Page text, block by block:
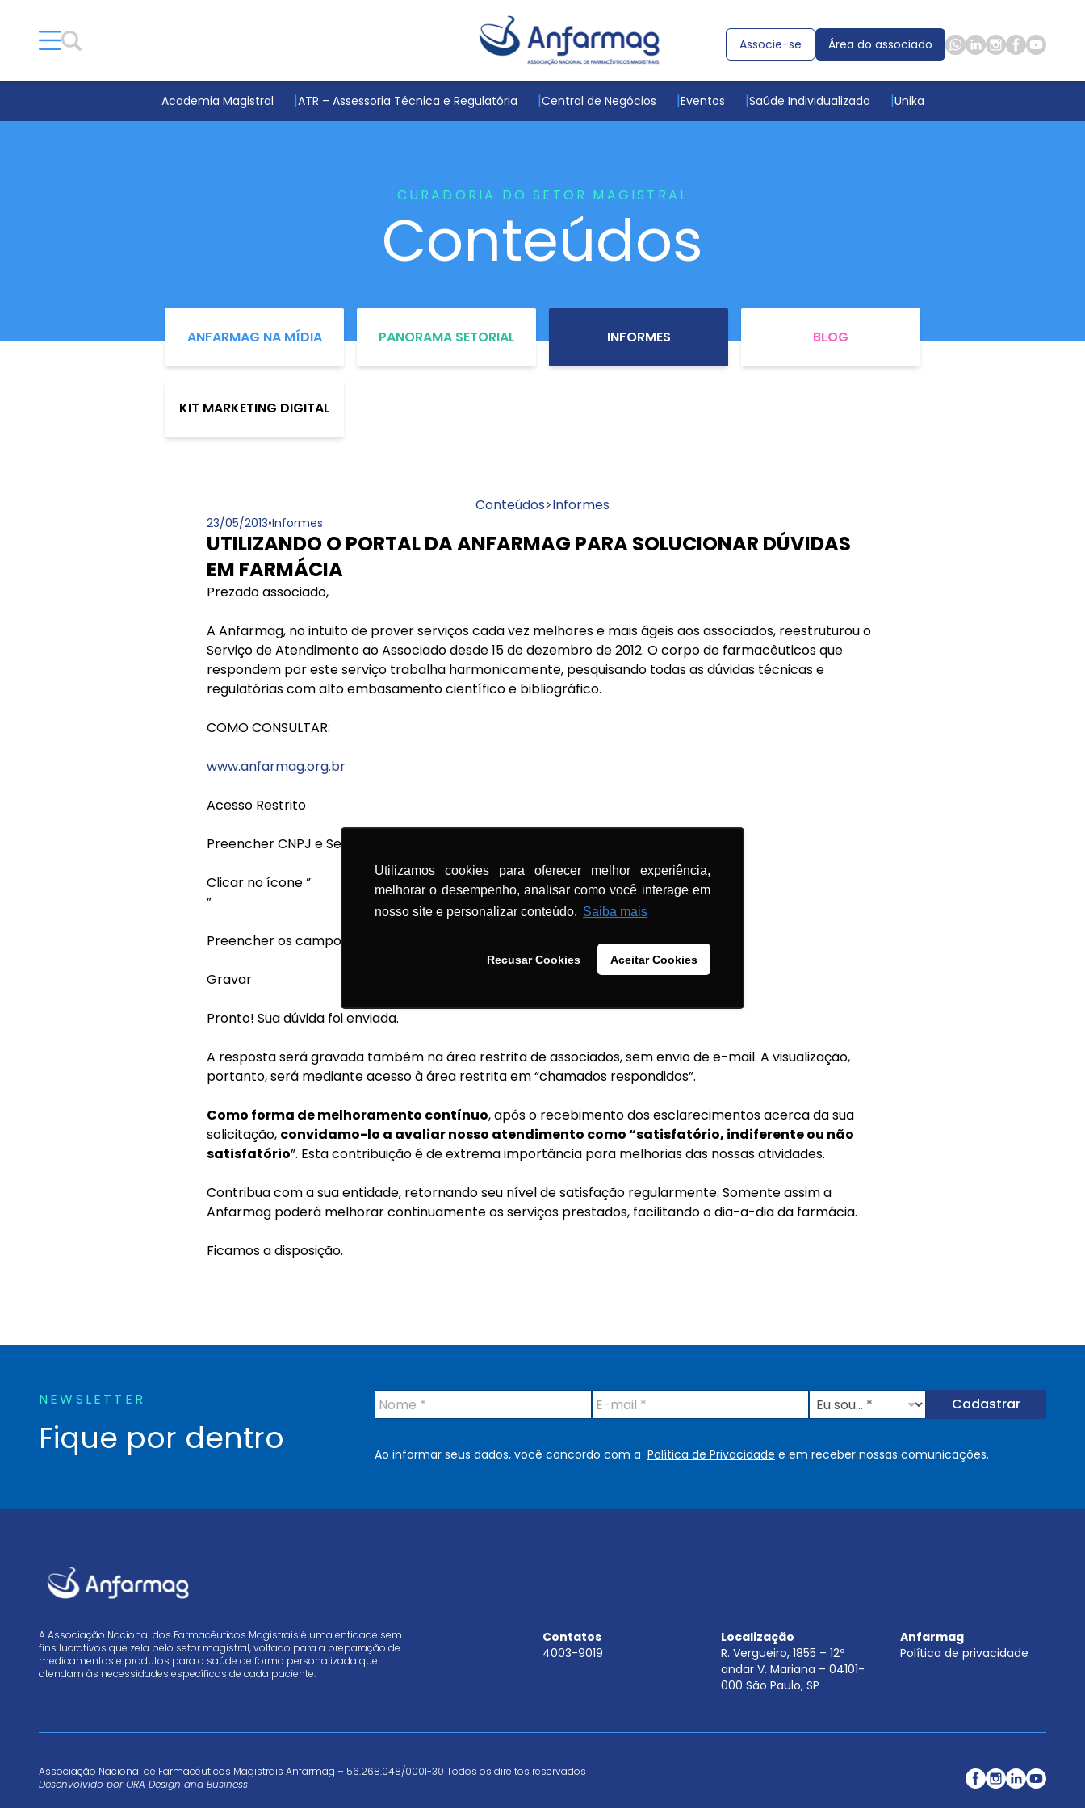
Utilizamos cookies para oferecer melhor experiência,
melhorar o desempenho, analisar como você interage em
nosso site e personalizar conteúdo. Saiba mais
Recusar Cookies Aceitar Cookies
Associe-se Área do associado
Academia Magistral ATR – Assessoria Técnica e Regulatória Central de Negócios Eventos Saúde Individualizada Unika
CURADORIA DO SETOR MAGISTRAL
Conteúdos
ANFARMAG NA MÍDIA PANORAMA SETORIAL INFORMES BLOG
KIT MARKETING DIGITAL
Conteúdos>Informes
23/05/2013•Informes
UTILIZANDO O PORTAL DA ANFARMAG PARA SOLUCIONAR DÚVIDAS
EM FARMÁCIA
Prezado associado,
A Anfarmag, no intuito de prover serviços cada vez melhores e mais ágeis aos associados, reestruturou o
Serviço de Atendimento ao Associado desde 15 de dezembro de 2012. O corpo de farmacêuticos que
respondem por este serviço trabalha harmonicamente, pesquisando todas as dúvidas técnicas e
regulatórias com alto embasamento científico e bibliográfico.
COMO CONSULTAR:
www.anfarmag.org.br
Acesso Restrito
Preencher CNPJ e Senha
Clicar no ícone ”
”
Preencher os campos
Gravar
Pronto! Sua dúvida foi enviada.
A resposta será gravada também na área restrita de associados, sem envio de e-mail. A visualização,
portanto, será mediante acesso à área restrita em “chamados respondidos”.
Como forma de melhoramento contínuo, após o recebimento dos esclarecimentos acerca da sua
solicitação, convidamo-lo a avaliar nosso atendimento como “satisfatório, indiferente ou não
satisfatório”. Esta contribuição é de extrema importância para melhorias das nossas atividades.
Contribua com a sua entidade, retornando seu nível de satisfação regularmente. Somente assim a
Anfarmag poderá melhorar continuamente os serviços prestados, facilitando o dia-a-dia da farmácia.
Ficamos a disposição.
NEWSLETTER
Fique por dentro
N
o
*
E
-
i
E
u
u
Cadastrar
Ao informar seus dados, você concordo com a Política de Privacidade e em receber nossas comunicações.
A Associação Nacional dos Farmacêuticos Magistrais é uma entidade sem
fins lucrativos que zela pelo setor magistral, voltado para a preparação de
medicamentos e produtos para a saúde de forma personalizada que
atendam às necessidades específicas de cada paciente.
Contatos
4003-9019
Localização
R. Vergueiro, 1855 – 12º
andar V. Mariana – 04101-
000 São Paulo, SP
Anfarmag
Política de privacidade
Associação Nacional de Farmacêuticos Magistrais Anfarmag – 56.268.048/0001-30 Todos os direitos reservados
Desenvolvido porORA Design and Business